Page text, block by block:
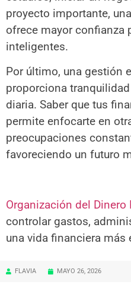
proyecto importante,
ofrece mayor confianza
inteligentes.
Por último, una gestión
proporciona
diaria. Saber que tus
permite enfocarte en
preocupaciones
favoreciendo un futuro
Organización del Dinero
controlar gastos,
una vida financiera más
FLAVIA MAYO 26, 2026